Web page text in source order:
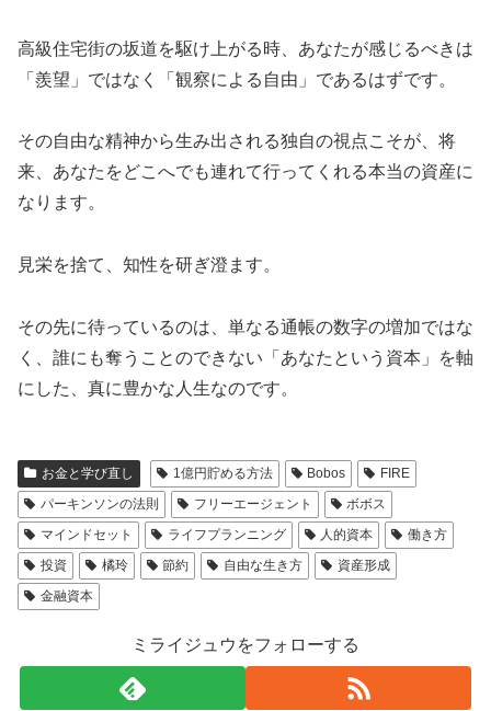
高級住宅街の坂道を駆け上がる時、あなたが感じるべきは
「羨望」ではなく「観察による自由」であるはずです。
その自由な精神から生み出される独自の視点こそが、将
来、あなたをどこへでも連れて行ってくれる本当の資産に
なります。
見栄を捨て、知性を研ぎ澄ます。
その先に待っているのは、単なる通帳の数字の増加ではな
く、誰にも奪うことのできない「あなたという資本」を軸
にした、真に豊かな人生なのです。
お金と学び直し 1億円貯める方法 Bobos
FIRE
パーキンソンの法則
フリーエージェント
ボボス
マインドセット
ライフプランニング 人的資本
働き方
投資
橘玲 節約 自由な生き方
資産形成
金融資本
ミライジュウをフォローする